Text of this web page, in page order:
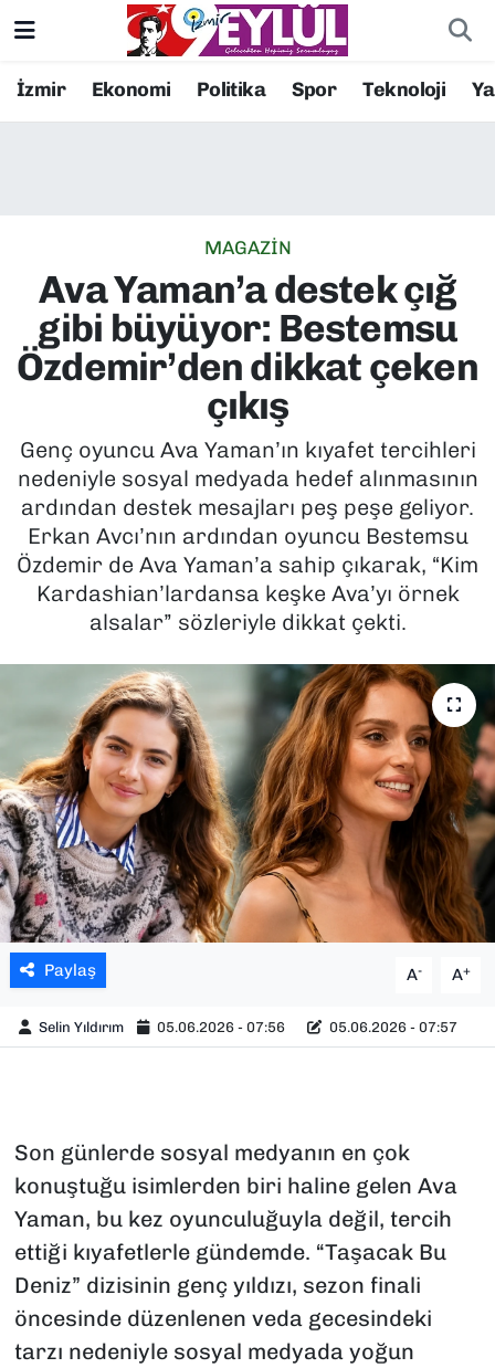
İzmir Ekonomi Politika Spor Teknoloji
MAGAZİN
Ava Yaman’a destek çığ
gibi büyüyor: Bestemsu
Özdemir’den dikkat çeken
çıkış
Genç oyuncu Ava Yaman’ın kıyafet tercihleri
nedeniyle sosyal medyada hedef alınmasının
ardından destek mesajları peş peşe geliyor.
Erkan Avcı’nın ardından oyuncu Bestemsu
Özdemir de Ava Yaman’a sahip çıkarak, “Kim
Kardashian’lardansa keşke Ava’yı örnek
alsalar” sözleriyle dikkat çekti.
Paylaş A- A+
Selin Yıldırım 05.06.2026 - 07:56 05.06.2026 - 07:57
Son günlerde sosyal medyanın en çok
konuştuğu isimlerden biri haline gelen Ava
Yaman, bu kez oyunculuğuyla değil, tercih
ettiği kıyafetlerle gündemde. “Taşacak Bu
Deniz” dizisinin genç yıldızı, sezon finali
öncesinde düzenlenen veda gecesindeki
tarzı nedeniyle sosyal medyada yoğun
Resmi İlanlar
EKONOMİ
KÜLTÜR SANAT
POLİTİKA
SAĞLIK
SPOR
YAŞAM
YEREL YÖNETİMLER
Konak Nöbetçi Eczaneler
Süper Lig Puan Durumu ve Fikstür
Tüm Manşetler
Son Dakika Haberleri